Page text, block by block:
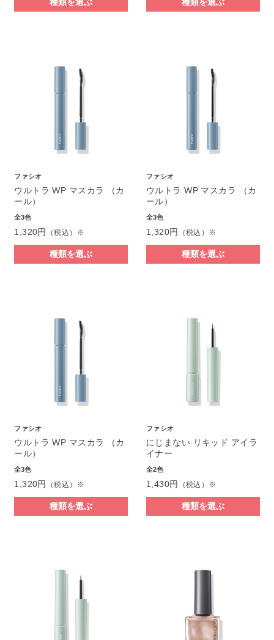
種類を選ぶ 種類を選ぶ
ファシオ
ウルトラ WP マスカラ （カ
ール）
全3色
1,320円 （税込）※
種類を選ぶ
ファシオ
ウルトラ WP マスカラ （カ
ール）
全3色
1,320円 （税込）※
種類を選ぶ
ファシオ
ウルトラ WP マスカラ （カ
ール）
全3色
1,320円 （税込）※
種類を選ぶ
ファシオ
にじまない リキッド アイラ
イナー
全2色
1,430円 （税込）※
種類を選ぶ